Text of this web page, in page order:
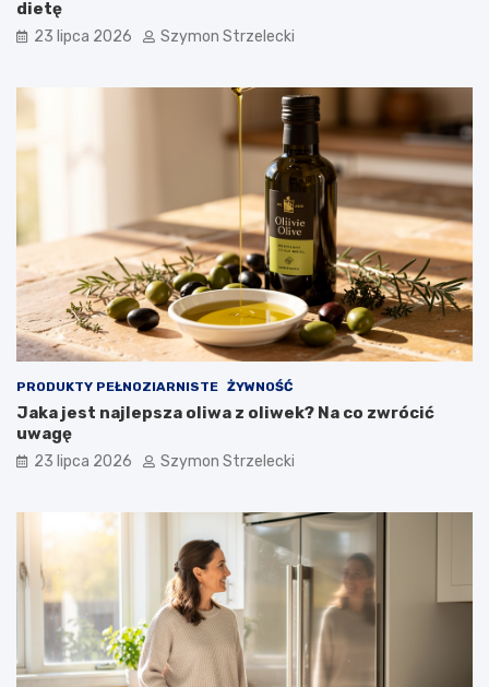
dietę
23 lipca 2026 Szymon Strzelecki
PRODUKTY PEŁNOZIARNISTE ŻYWNOŚĆ
Jaka jest najlepsza oliwa z oliwek? Na co zwrócić
uwagę
23 lipca 2026 Szymon Strzelecki